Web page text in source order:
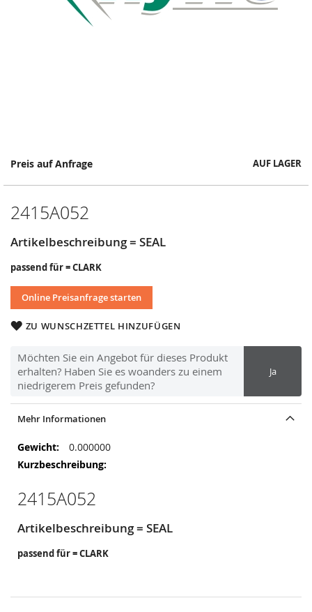
Preis auf Anfrage AUF LAGER
2415A052
Artikelbeschreibung = SEAL
passend für = CLARK
Online Preisanfrage starten
ZU WUNSCHZETTEL HINZUFÜGEN
Möchten Sie ein Angebot für dieses Produkt
erhalten? Haben Sie es woanders zu einem
niedrigerem Preis gefunden?
Ja
Springe
Anfang
Bildergalerie
Mehr Informationen
Mehr
Informationen
0.000000
2415A052
Artikelbeschreibung = SEAL
passend für = CLARK